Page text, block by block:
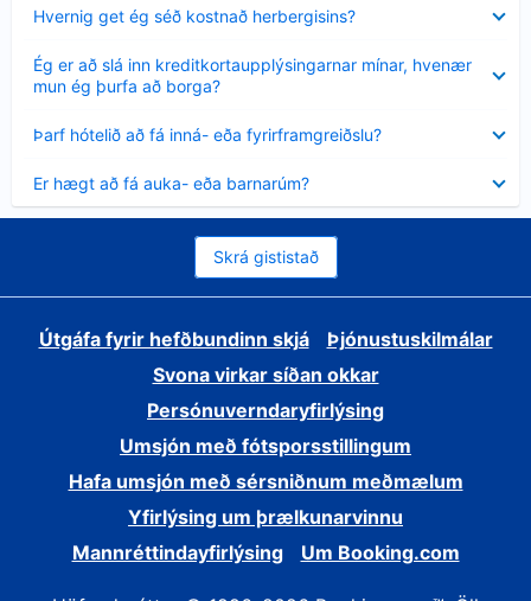
Hvernig get ég séð kostnað herbergisins?
sýnt
Ég er að slá inn kreditkortaupplýsingarnar mínar, hvenær
mun ég þurfa að borga?
Minna
sýnt
Þarf hótelið að fá inná- eða fyrirframgreiðslu?
sýnt
Er hægt að fá auka- eða barnarúm?
sýnt
Skrá gististað
Útgáfa fyrir hefðbundinn skjá
Þjónustuskilmálar
Svona virkar síðan okkar
Persónuverndaryfirlýsing
Umsjón með fótsporsstillingum
Hafa umsjón með sérsniðnum meðmælum
Yfirlýsing um þrælkunarvinnu
Mannréttindayfirlýsing
Um Booking.com